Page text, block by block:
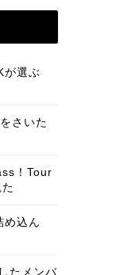
が選ぶ
さいた
！Tour
込ん
たメンバ